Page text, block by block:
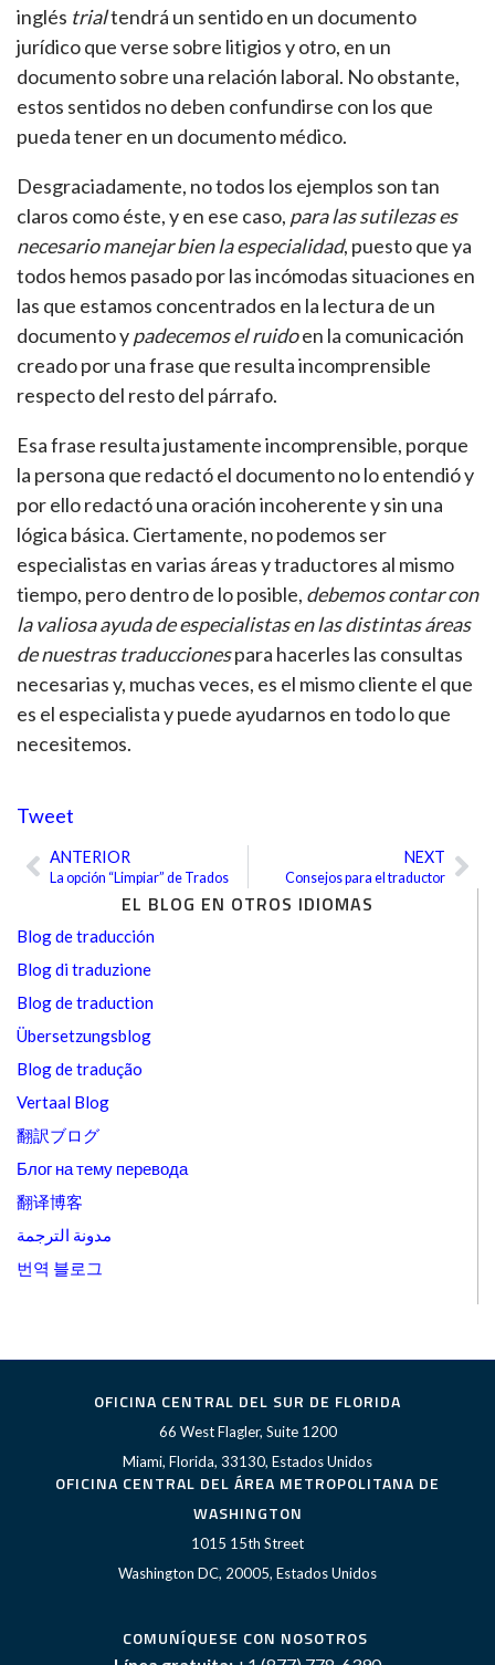
EL BLOG EN OTROS IDIOMAS
Blog de traducción
Blog di traduzione
Blog de traduction
Übersetzungsblog
Blog de tradução
Vertaal Blog
翻訳ブログ
Блог на тему перевода
翻译博客
مدونة الترجمة
번역 블로그
inglés trialtendrá un sentido en un documento
jurídico que verse sobre litigios y otro, en un
documento sobre una relación laboral. No obstante,
estos sentidos no deben confundirse con los que
pueda tener en un documento médico.
Desgraciadamente, no todos los ejemplos son tan
claros como éste, y en ese caso, para las sutilezas es
necesario manejar bien la especialidad, puesto que ya
todos hemos pasado por las incómodas situaciones en
las que estamos concentrados en la lectura de un
documento ypadecemos el ruidoen la comunicación
creado por una frase que resulta incomprensible
respecto del resto del párrafo.
Esa frase resulta justamente incomprensible, porque
la persona que redactó el documento no lo entendió y
por ello redactó una oración incoherente y sin una
lógica básica. Ciertamente, no podemos ser
especialistas en varias áreas y traductores al mismo
tiempo, pero dentro de lo posible, debemos contar con
la valiosa ayuda de especialistas en las distintas áreas
de nuestras traduccionespara hacerles las consultas
necesarias y, muchas veces, es el mismo cliente el que
es el especialista y puede ayudarnos en todo lo que
necesitemos.
Tweet
AntANTERIOR
La opción “Limpiar” de Trados
NEXT
Consejos para el traductor
OFICINA CENTRAL DEL SUR DE FLORIDA
66 West Flagler, Suite 1200
Miami, Florida, 33130, Estados Unidos
OFICINA CENTRAL DEL ÁREA METROPOLITANA DE
WASHINGTON
1015 15th Street
Washington DC, 20005, Estados Unidos
COMUNÍQUESE CON NOSOTROS